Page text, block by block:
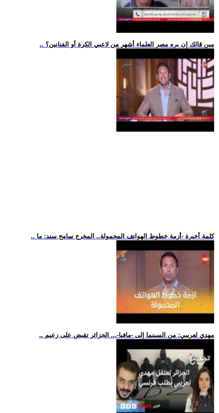
.. مين قالك إن بره مصر العلماء أشهر من لاعبي الكرة أو الفنانين؟
.. كلمة أخيرة -أزمة خطوط الهواتف المحمولة.. المخرج سامح سند: ما
.. مهدي لعريبي: من السينما إلى -مافيا-... الجزائر تقبض على زعيم